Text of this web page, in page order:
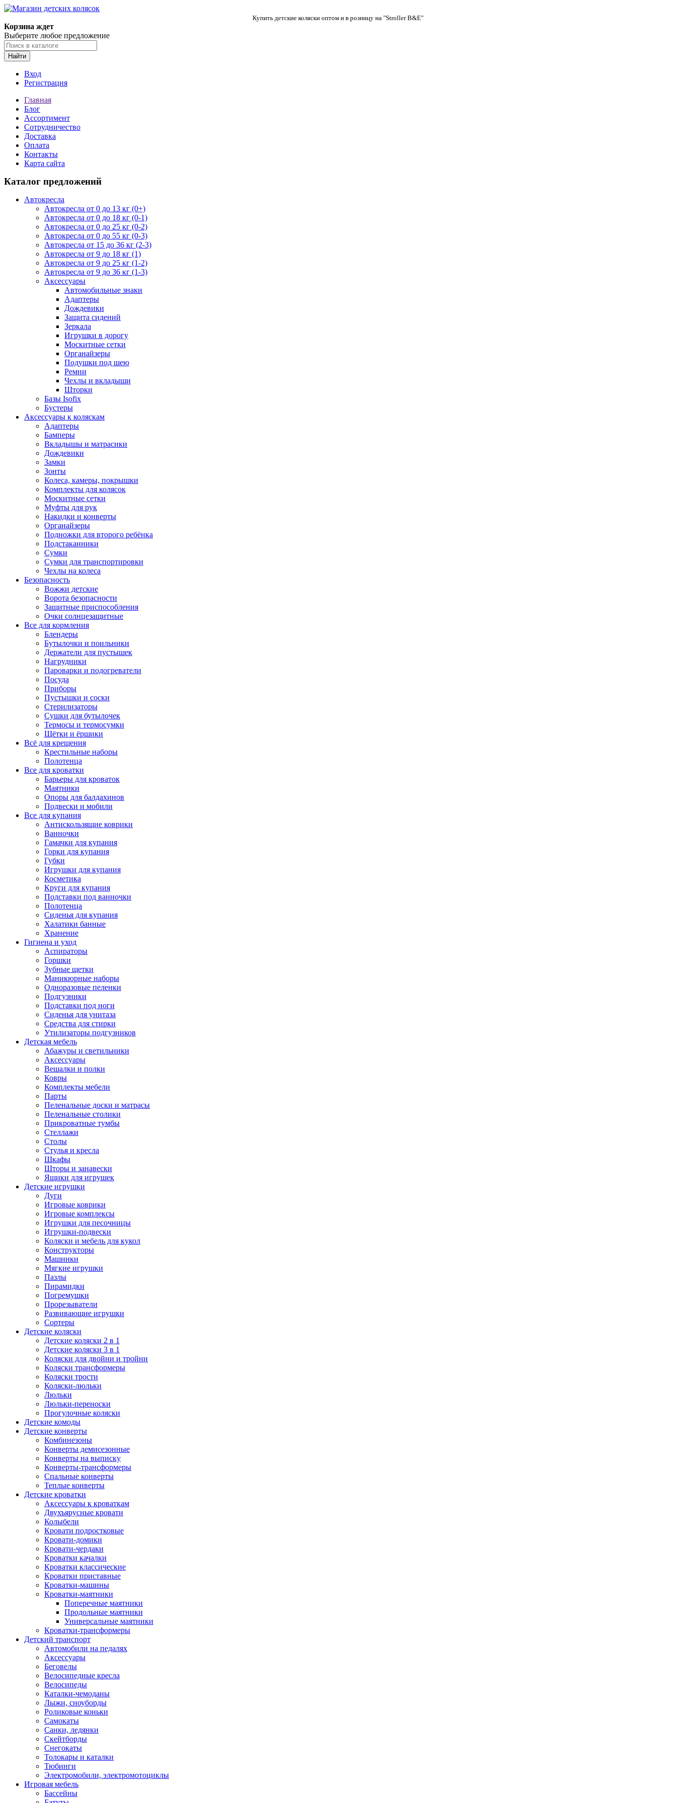
Купить детские коляски оптом и в розницу на "Stroller B&E"
Корзина ждет
Выберите любое предложение
Найти
Вход
Регистрация
Главная
Блог
Ассортимент
Сотрудничество
Доставка
Оплата
Контакты
Карта сайта
Каталог предложений
Автокресла
Автокресла от 0 до 13 кг (0+)
Автокресла от 0 до 18 кг (0-1)
Автокресла от 0 до 25 кг (0-2)
Автокресла от 0 до 55 кг (0-3)
Автокресла от 15 до 36 кг (2-3)
Автокресла от 9 до 18 кг (1)
Автокресла от 9 до 25 кг (1-2)
Автокресла от 9 до 36 кг (1-3)
Аксессуары
Автомобильные знаки
Адаптеры
Дождевики
Защита сидений
Зеркала
Игрушки в дорогу
Москитные сетки
Органайзеры
Подушки под шею
Ремни
Чехлы и вкладыши
Шторки
Базы Isofix
Бустеры
Аксессуары к коляскам
Адаптеры
Бамперы
Вкладышы и матрасики
Дождевики
Замки
Зонты
Колеса, камеры, покрышки
Комплекты для колясок
Москитные сетки
Муфты для рук
Накидки и конверты
Органайзеры
Подножки для второго ребёнка
Подстаканники
Сумки
Сумки для транспортировки
Чехлы на колеса
Безопасность
Вожжи детские
Ворота безопасности
Защитные приспособления
Очки солнцезащитные
Все для кормления
Блендеры
Бутылочки и поильники
Держатели для пустышек
Нагрудники
Пароварки и подогреватели
Посуда
Приборы
Пустышки и соски
Стерилизаторы
Сушки для бутылочек
Термосы и термосумки
Щётки и ёршики
Всё для крещения
Крестильные наборы
Полотенца
Все для кроватки
Барьеры для кроваток
Маятники
Опоры для балдахинов
Подвески и мобили
Все для купания
Антискользящие коврики
Ванночки
Гамачки для купания
Горки для купания
Губки
Игрушки для купания
Косметика
Круги для купания
Подставки под ванночки
Полотенца
Сиденья для купания
Халатики банные
Хранение
Гигиена и уход
Аспираторы
Горшки
Зубные щетки
Маникюрные наборы
Одноразовые пеленки
Подгузники
Подставки под ноги
Сиденья для унитаза
Средства для стирки
Утилизаторы подгузников
Детская мебель
Абажуры и светильники
Аксессуары
Вешалки и полки
Ковры
Комплекты мебели
Парты
Пеленальные доски и матрасы
Пеленальные столики
Прикроватные тумбы
Стеллажи
Столы
Стулья и кресла
Шкафы
Шторы и занавески
Ящики для игрушек
Детские игрушки
Дуги
Игровые коврики
Игровые комплексы
Игрушки для песочницы
Игрушки-подвески
Коляски и мебель для кукол
Конструкторы
Машинки
Мягкие игрушки
Пазлы
Пирамидки
Погремушки
Прорезыватели
Развивающие игрушки
Сортеры
Детские коляски
Детские коляски 2 в 1
Детские коляски 3 в 1
Коляски для двойни и тройни
Коляски трансформеры
Коляски трости
Коляски-люльки
Люльки
Люльки-переноски
Прогулочные коляски
Детские комоды
Детские конверты
Комбинезоны
Конверты демисезонные
Конверты на выписку
Конверты-трансформеры
Спальные конверты
Теплые конверты
Детские кроватки
Аксессуары к кроваткам
Двухъярусные кровати
Колыбели
Кровати подростковые
Кровати-домики
Кровати-чердаки
Кроватки качалки
Кроватки классические
Кроватки приставные
Кроватки-машины
Кроватки-маятники
Поперечные маятники
Продольные маятники
Универсальные маятники
Кроватки-трансформеры
Детский транспорт
Автомобили на педалях
Аксессуары
Беговелы
Велосипедные кресла
Велосипеды
Каталки-чемоданы
Лыжи, сноуборды
Роликовые коньки
Самокаты
Санки, ледянки
Скейтборды
Снегокаты
Толокары и каталки
Тюбинги
Электромобили, электромотоциклы
Игровая мебель
Бассейны